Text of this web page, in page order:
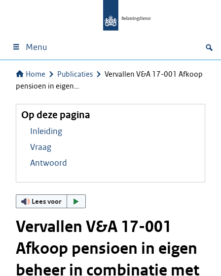
Menu
Home Publicaties
Vervallen V&A 17-001 Afkoop
pensioen in eigen…
Op deze pagina
Inleiding
Vraag
Antwoord
Lees voor
Vervallen V&A 17-001
Afkoop pensioen in eigen
beheer in combinatie met